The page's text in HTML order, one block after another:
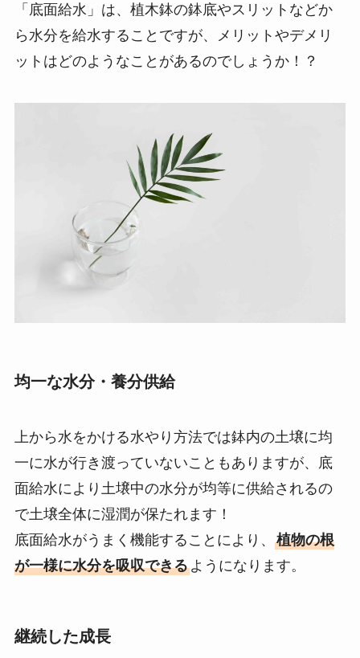
「底面給水」は、植木鉢の鉢底やスリットなどか
ら水分を給水することですが、メリットやデメリ
ットはどのようなことがあるのでしょうか！？
均一な水分・養分供給
上から水をかける水やり方法では鉢内の土壌に均
一に水が行き渡っていないこともありますが、底
面給水により土壌中の水分が均等に供給されるの
で土壌全体に湿潤が保たれます！
底面給水がうまく機能することにより、 植物の根
が一様に水分を吸収できるようになります。
継続した成長